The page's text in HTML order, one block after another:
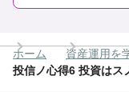
ホーム 資産運用を
投信ノ心得6 投資はス